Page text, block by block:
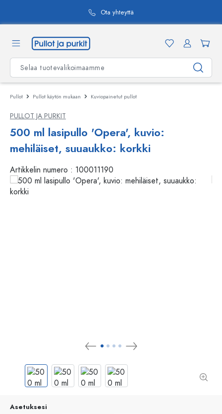
Ota yhteyttä
Pullot Pullot käytön mukaan Kuviopainetut pullot
PULLOT JA PURKIT
500 ml lasipullo 'Opera', kuvio:
mehiläiset, suuaukko: korkki
Artikkelin numero : 100011190
Asetuksesi